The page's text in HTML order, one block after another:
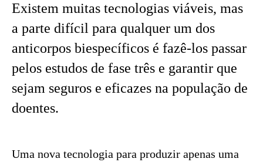
Existem muitas tecnologias viáveis, mas
a parte difícil para qualquer um dos
anticorpos biespecíficos é fazê-los passar
pelos estudos de fase três e garantir que
sejam seguros e eficazes na população de
doentes.
Uma nova tecnologia para produzir apenas uma